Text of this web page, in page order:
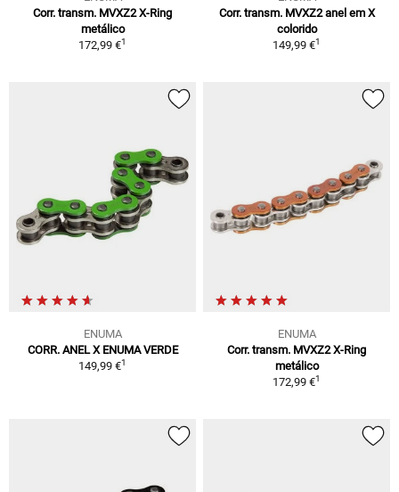
Corr. transm. MVXZ2 X-Ring
metálico
172,99 €1
Corr. transm. MVXZ2 anel em X
colorido
149,99 €1
ENUMA
CORR. ANEL X ENUMA VERDE
149,99 €1
ENUMA
Corr. transm. MVXZ2 X-Ring
metálico
172,99 €1